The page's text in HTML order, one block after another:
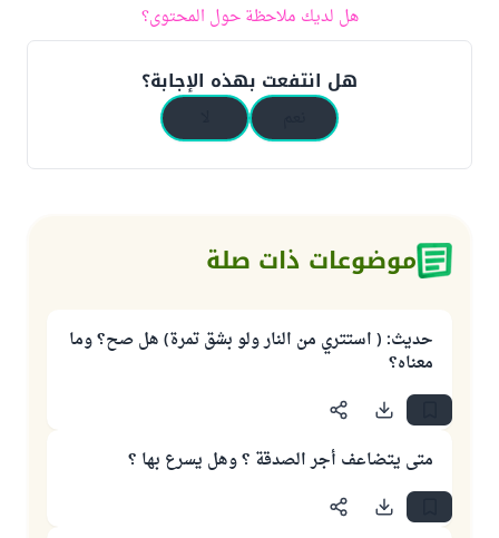
هل لديك ملاحظة حول المحتوى؟
هل انتفعت بهذه الإجابة؟
موضوعات ذات صلة
حديث: ( استتري من النار ولو بشق تمرة) هل صح؟ وما
معناه؟
متى يتضاعف أجر الصدقة ؟ وهل يسرع بها ؟